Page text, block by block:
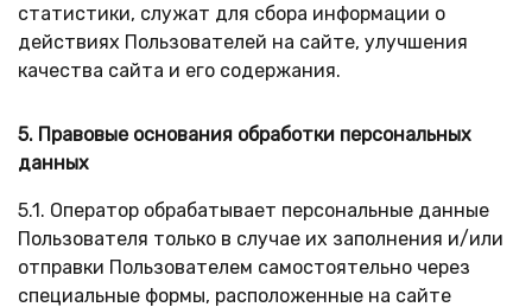
статистики, служат для сбора информации о
действиях Пользователей на сайте, улучшения
качества сайта и его содержания.
5. Правовые основания обработки персональных
данных
5.1. Оператор обрабатывает персональные данные
Пользователя только в случае их заполнения и/или
отправки Пользователем самостоятельно через
специальные формы, расположенные на сайте